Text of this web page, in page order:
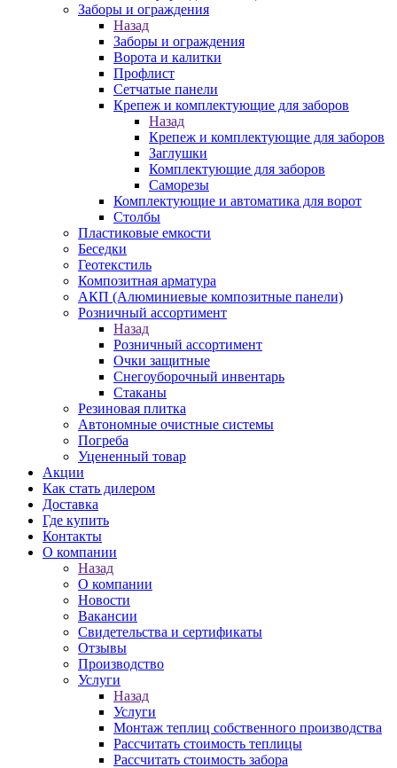
Заборы и ограждения
Назад
Заборы и ограждения
Ворота и калитки
Профлист
Сетчатые панели
Крепеж и комплектующие для заборов
Назад
Крепеж и комплектующие для заборов
Заглушки
Комплектующие для заборов
Саморезы
Комплектующие и автоматика для ворот
Столбы
Пластиковые емкости
Беседки
Геотекстиль
Композитная арматура
АКП (Алюминиевые композитные панели)
Розничный ассортимент
Назад
Розничный ассортимент
Очки защитные
Снегоуборочный инвентарь
Стаканы
Резиновая плитка
Автономные очистные системы
Погреба
Уцененный товар
Акции
Как стать дилером
Доставка
Где купить
Контакты
О компании
Назад
О компании
Новости
Вакансии
Свидетельства и сертификаты
Отзывы
Производство
Услуги
Назад
Услуги
Монтаж теплиц собственного производства
Рассчитать стоимость теплицы
Рассчитать стоимость забора